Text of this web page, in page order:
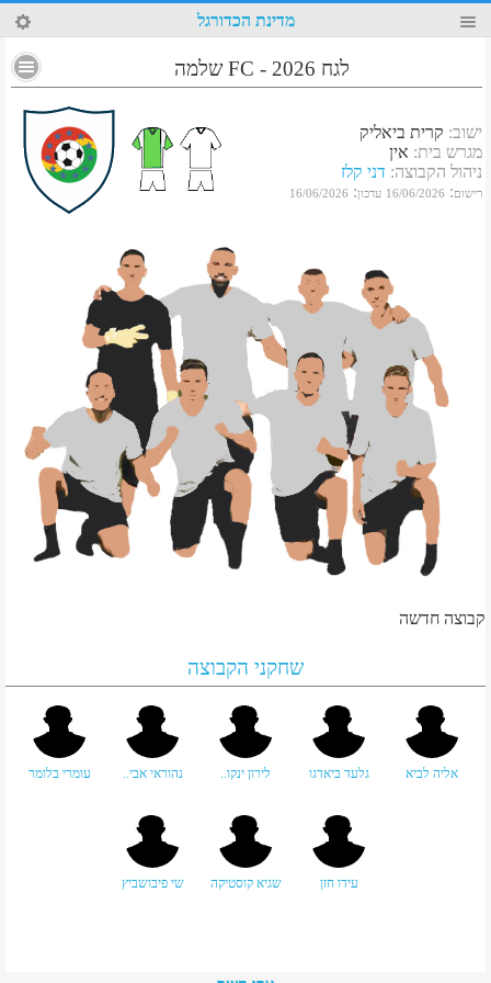
6 מדינת הכדורגל
לגח 2026 - FC שלמה
ישוב: קרית ביאליק
מגרש בית: אין
ניהול הקבוצה: דני קלז
רישום:
16/06/2026 עדכון:
16/06/2026
קבוצה חדשה
שחקני הקבוצה
אליה לביא גלעד ביאדגו לירון ינקו.. נהוראי אבי.. עומרי בלומר
עידו חזן שגיא קוסטיקה שי פיבושביץ